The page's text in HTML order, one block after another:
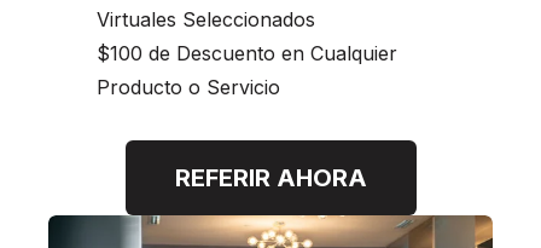
Virtuales Seleccionados
$100 de Descuento en Cualquier
Producto o Servicio
REFERIR AHORA